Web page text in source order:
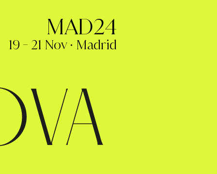
MAD24
19 - 21 Nov · Madrid